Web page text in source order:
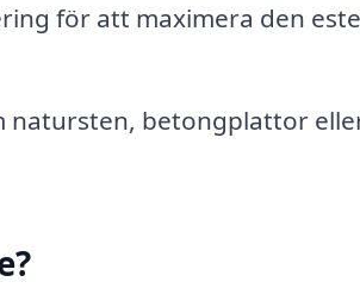
för att maximera den
natursten, betongplattor